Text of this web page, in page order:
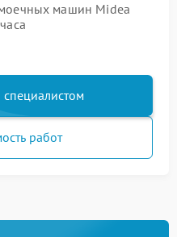
машин Midea
специалистом
работ